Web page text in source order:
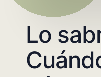
Lo